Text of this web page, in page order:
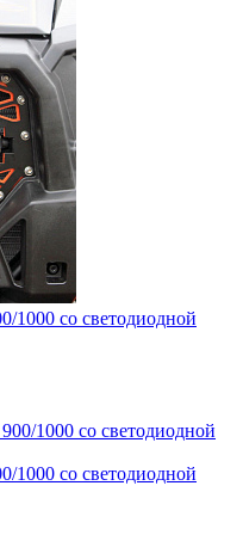
1000 со светодиодной
1000 со светодиодной